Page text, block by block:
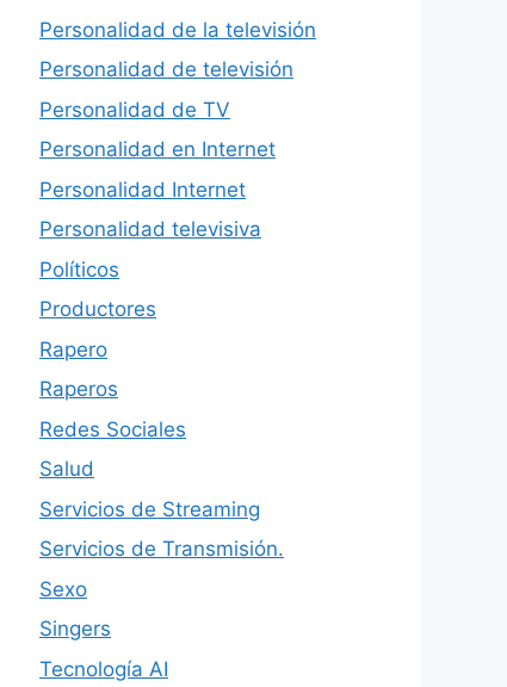
Personalidad de la televisión
Personalidad de televisión
Personalidad de TV
Personalidad en Internet
Personalidad Internet
Personalidad televisiva
Políticos
Productores
Rapero
Raperos
Redes Sociales
Salud
Servicios de Streaming
Servicios de Transmisión.
Sexo
Singers
Tecnología AI